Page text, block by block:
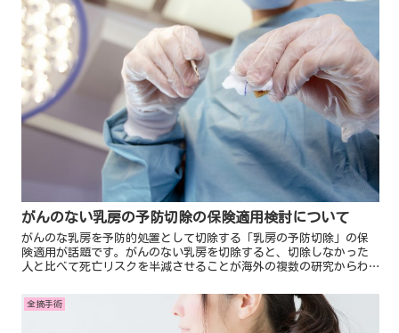
がんのない乳房の予防切除の保険適用検討について
がんのな乳房を予防的処置として切除する「乳房の予防切除」の保
険適用が話題です。がんのない乳房を切除すると、切除しなかった
人と比べて死亡リスクを半減させることが海外の複数の研究からわ
か、また皆がそれについてどんな反応をしているのかを調べてみま
した。
全摘手術